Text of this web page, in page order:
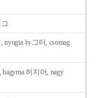
nyugta 뉴그터, csomag
hagyma 허지머, nagy